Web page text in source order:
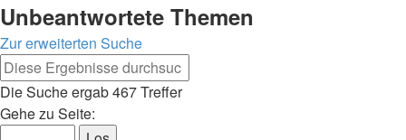
Unbeantwortete Themen
Zur erweiterten Suche
Die Suche ergab 467 Treffer
Seite
Gehe zu Seite: